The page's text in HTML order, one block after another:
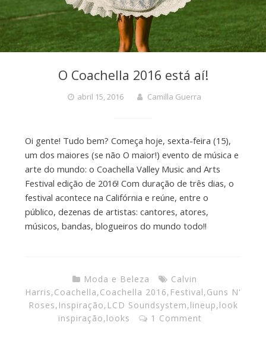
O Coachella 2016 está aí!
abril 15, 2016 Camilla Guerra
Oi gente! Tudo bem? Começa hoje, sexta-feira (15),
um dos maiores (se não O maior!) evento de música e
arte do mundo: o Coachella Valley Music and Arts
Festival edição de 2016! Com duração de três dias, o
festival acontece na Califórnia e reúne, entre o
público, dezenas de artistas: cantores, atores,
músicos, bandas, blogueiros do mundo todo!!
Moda e Beleza
Calvin
Harris,Coachella,Coachella 2016, Festival,Guns N'
Roses, Inspiração, LCD Soundsystem,lineup,look
inspiração,looks 1 Comment